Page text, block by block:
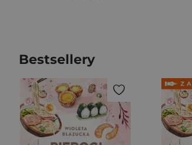
Bestsellery